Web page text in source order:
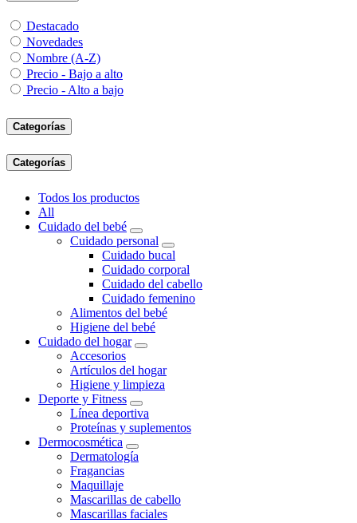
Destacado
Novedades
Nombre (A-Z)
Precio - Bajo a alto
Precio - Alto a bajo
Categorías
Categorías
Todos los productos
All
Cuidado del bebé
Cuidado personal
Cuidado bucal
Cuidado corporal
Cuidado del cabello
Cuidado femenino
Alimentos del bebé
Higiene del bebé
Cuidado del hogar
Accesorios
Artículos del hogar
Higiene y limpieza
Deporte y Fitness
Línea deportiva
Proteínas y suplementos
Dermocosmética
Dermatología
Fragancias
Maquillaje
Mascarillas de cabello
Mascarillas faciales